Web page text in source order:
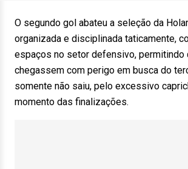
O segundo gol abateu a seleção da
organizada e disciplinada taticamente,
espaços no setor defensivo, permitindo
chegassem com perigo em busca do
somente não saiu, pelo excessivo
momento das finalizações.